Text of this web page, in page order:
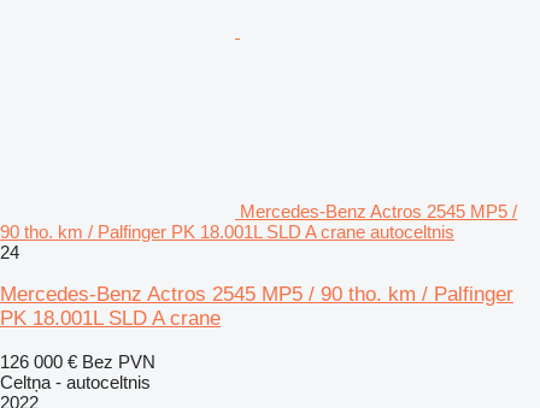
Mercedes-Benz Actros 2545 MP5 /
90 tho. km / Palfinger PK 18.001L SLD A crane autoceltnis
24
Mercedes-Benz Actros 2545 MP5 / 90 tho. km / Palfinger
PK 18.001L SLD A crane
126 000 € Bez PVN
Celtņa - autoceltnis
2022